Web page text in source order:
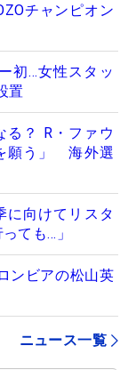
チャンピオン
初…女性スタッ
置
る？ R・ファウ
願う」 海外選
に向けてリスタ
ても…」
ンビアの松山英
ニュース一覧